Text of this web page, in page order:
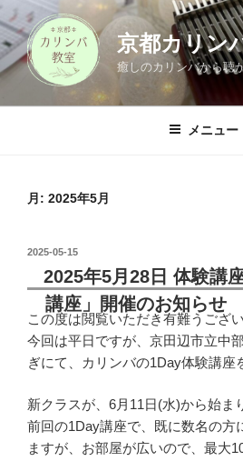
コ
ン
テ
ン
京都カリン
癒しのカリンバから聴
メニュー
月: 2025年5月
投
2025-05-15
2025年5月28日 体験講
講座」開催のお知らせ
この度は閲覧いただき有難うござい
今回は平日ですが、京田辺市立中
ぎにて、カリンバの1Day体験講座
新クラスが、6月11日(水)から始ま
前回の1Day講座で、既に数名の方
ますが、お部屋が広いので、最大